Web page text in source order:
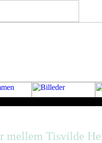
mellem Tisvilde